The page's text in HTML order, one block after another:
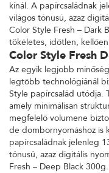
kínál. A papírcsaládnak
világos tónusú, azaz
Color Style Fresh – Dark
tökéletes, időtlen,
Color Style Fresh
Az egyik legjobb
legtöbb technológiánál
Style papírcsalád utódja.
amely minimálisan
megfelelő volumene
de dombornyomáshoz is
papírcsaládnak jelenleg
tónusú, azaz digitális
Fresh – Deep Black